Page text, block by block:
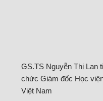
GS.TS Nguyễn Thị Lan
chức Giám đốc Học
Việt Nam